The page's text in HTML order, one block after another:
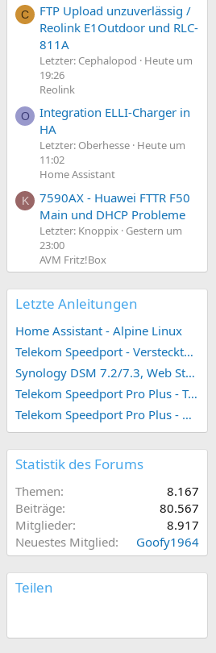
C
FTP Upload unzuverlässig /
Reolink E1Outdoor und RLC-
811A
Letzter: Cephalopod
Heute um
19:26
Reolink
O
Integration ELLI-Charger in
HA
Letzter: Oberhesse Heute um
11:02
Home Assistant
K
7590AX - Huawei FTTR F50
Main und DHCP Probleme
Letzter: Knoppix
Gestern um
23:00
AVM Fritz!Box
Letzte Anleitungen
Home Assistant - Alpine Linux
Telekom Speedport - Versteckte Konfigurationen
Synology DSM 7.2/7.3, Web Station 4, Webdienst und Webportal erstellen (ehemals vHost)
Telekom Speedport Pro Plus - Telefonie einrichten
Telekom Speedport Pro Plus - Netzwerk einrichten
Statistik des Forums
Themen
8.167
Beiträge
80.567
Mitglieder
8.917
Neuestes Mitglied
Goofy1964
Teilen